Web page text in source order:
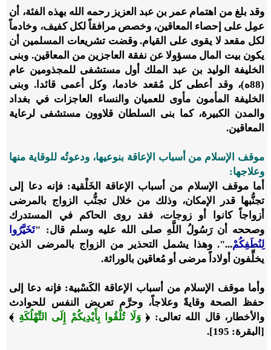
وقد بلغ من اهتمام عمر بن عبد العزيز رحمه الله بهذه الفئة، أن
عمِل على إحصاء المعاقين، وخصص مرافقاً لكل كفيف، وخادماً
لكل مقعد لا يقوى على القيام. وقضت تشريعات المسلمين أن
يكون بيت المال مسؤولا عن نفقة العاجزين من المعاقين. وبنى
الخليفة الوليد بن عبد الملك أول مستشفى للمجذومين عام
(88ه)، وقد أعطى كل مُقعد خادما، وكل أعمى قائدا. وبنى
الخليفة المأمون مأوى للعميان والنساء العاجزات في بغداد
والمدن الكبيرة، كما بنى السلطان قلاوون مستشفى لرعاية
المعاقين.
موقف الإسلام من أسباب الإعاقة بنوعيها، ودعوتُه للوقاية منها
وعلاجها:
أما موقف الإسلام من أسباب الإعاقة الخَلْقية: فإنه دعا إلى
تجنُّبها قدر الإمكان، وذلك من خلال تجنُّب الزواج بالمرضى
أزواجاً كانوا أو زوجات، فقد روى الحاكم في المستدرك
وصححه أن رَسُولُ اللَّهِ صلى الله عليه وسلم قال: "تَخَيَّرُوا
لِنُطَفِكُمْ...". وهذا يشمل التحذير من الزواج بالمرضى الذين
يخلِّفون أولاداً مرضى أو مُعاقين بالوراثة.
وأما موقف الإسلام من أسباب الإعاقة الكَسْبية: فإنه دعا إلى
حفظ الصحة وقايةً وعلاجاً، وحرَّم تعريض النفس للحوادث
والأخطار، قال الله تعالى: ﴿وَلَا تُلْقُوا بِأَيْدِيكُمْ إِلَى التَّهْلُكَةِ ﴾
[البقرة: 195].